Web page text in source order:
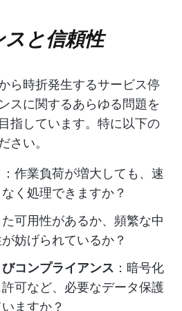
と信頼性
ら時折発生するサービス停
スに関するあらゆる問題を
指しています。特に以下の
さい。
：作業負荷が増大しても、速
く処理できますか？
た可用性があるか、頻繁な中
妨げられているか？
コンプライアンス ：暗号化
可など、必要なデータ保護
ますか？